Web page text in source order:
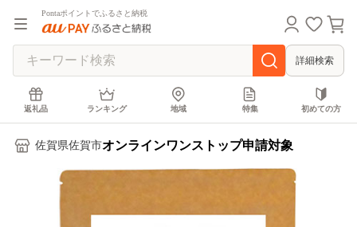
Pontaポイントでふるさと納税
詳細検索
返礼品 ランキング 地域 特集 初めての方
佐賀県佐賀市オンラインワンストップ申請対象